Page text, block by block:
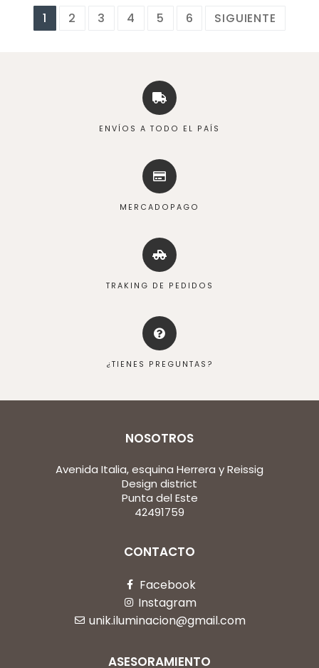
1 2 3 4 5 6 SIGUIENTE
ENVÍOS A TODO EL PAÍS
MERCADOPAGO
TRAKING DE PEDIDOS
¿TIENES PREGUNTAS?
NOSOTROS
Avenida Italia, esquina Herrera y Reissig
Design district
Punta del Este
42491759
CONTACTO
Facebook
Instagram
unik.iluminacion@gmail.com
ASESORAMIENTO